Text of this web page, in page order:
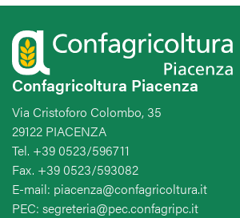
Confagricoltura Piacenza
Via Cristoforo Colombo, 35
29122 PIACENZA
Tel. +39 0523/596711
Fax. +39 0523/593082
E-mail: piacenza@confagricoltura.it
PEC: segreteria@pec.confagripc.it